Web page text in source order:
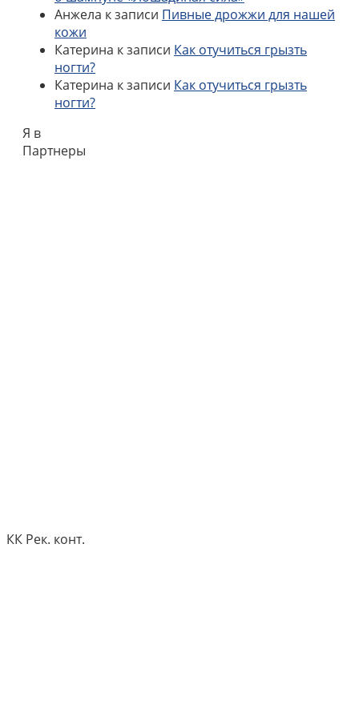
Анжела к записи Пивные дрожжи для нашей
кожи
Катерина к записи Как отучиться грызть
ногти?
Катерина к записи Как отучиться грызть
ногти?
Я в
Партнеры
КК Рек. конт.